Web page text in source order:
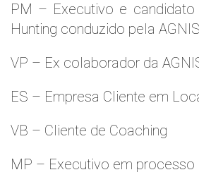
PM – Executivo e
Hunting conduzido pela AGNIS
VP – Ex colaborador da
ES – Empresa Cliente em
VB – Cliente de Coaching
MP – Executivo em processo